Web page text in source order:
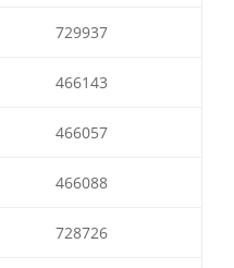
729937
466143
466057
466088
728726